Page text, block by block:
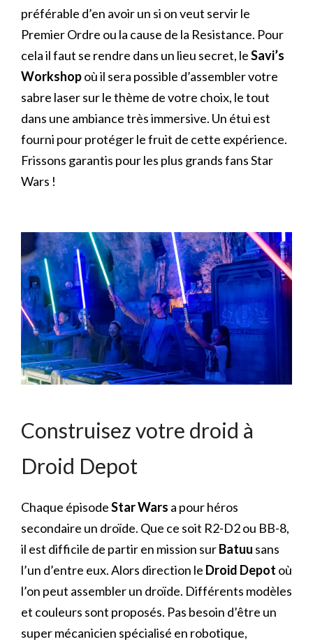
préférable d’en avoir un si on veut servir le
Premier Ordre ou la cause de la Resistance. Pour
cela il faut se rendre dans un lieu secret, leSavi’s
Workshopoù il sera possible d’assembler votre
sabre laser sur le thème de votre choix, le tout
dans une ambiance très immersive. Un étui est
fourni pour protéger le fruit de cette expérience.
Frissons garantis pour les plus grands fans Star
Wars !
Construisez votre droid à
Droid Depot
Chaque épisodeStar Wars a pour héros
secondaire un droïde. Que ce soit R2-D2 ou BB-8,
il est difficile de partir en mission surBatuu sans
l’un d’entre eux. Alors direction le Droid Depot où
l’on peut assembler un droïde. Différents modèles
et couleurs sont proposés. Pas besoin d’être un
super mécanicien spécialisé en robotique,